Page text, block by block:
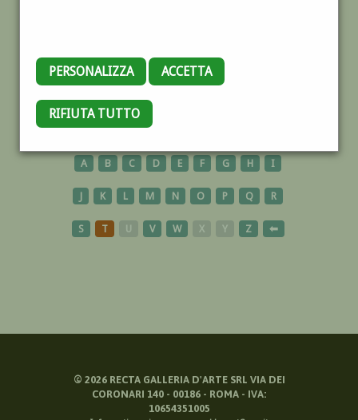
PERSONALIZZA ACCETTA
RIFIUTA TUTTO
SACRO
A B C D E F G H I
J K L M N O P Q R
S T U V W X Y Z ⬅
© 2026RECTA GALLERIA D'ARTE SRL VIA DEI
CORONARI 140 - 00186 - ROMA - IVA:
10654351005